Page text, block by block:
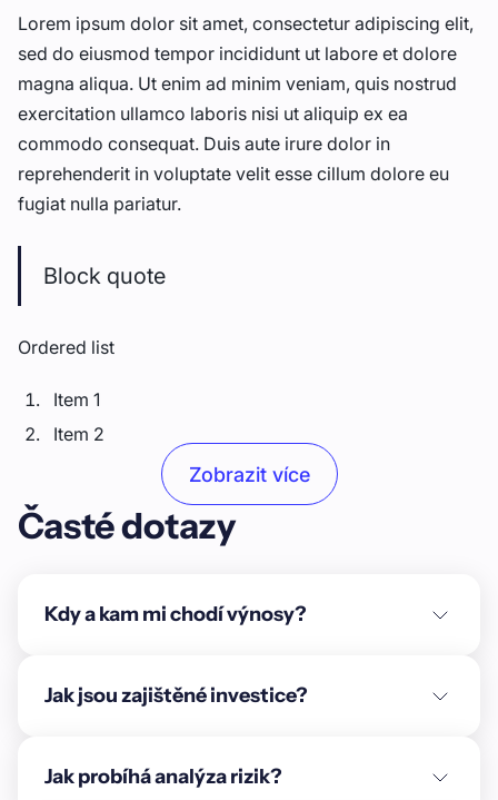
Lorem ipsum dolor sit amet, consectetur adipiscing elit,
sed do eiusmod tempor incididunt ut labore et dolore
magna aliqua. Ut enim ad minim veniam, quis nostrud
exercitation ullamco laboris nisi ut aliquip ex ea
commodo consequat. Duis aute irure dolor in
reprehenderit in voluptate velit esse cillum dolore eu
fugiat nulla pariatur.
Block quote
Ordered list
Item 1
Item 2
Unordered list
Item B
Text link
Emphasis
Zobrazit více
Časté dotazy
Kdy a kam mi chodí výnosy?
Jak jsou zajištěné investice?
Jak probíhá analýza rizik?